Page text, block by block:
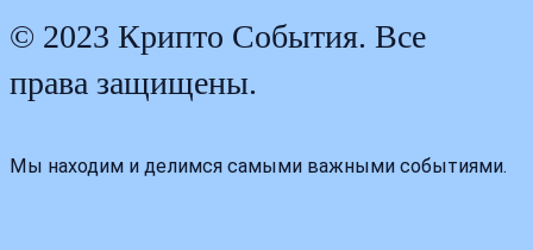
© 2023 Крипто События. Все
права защищены.
Мы находим и делимся самыми важными событиями.